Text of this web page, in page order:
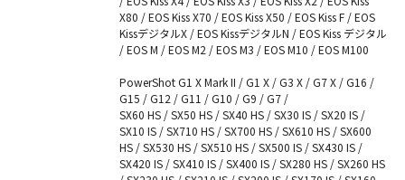
X80 / EOS Kiss X70 / EOS Kiss X50 / EOS Kiss F / EOS
KissデジタルX / EOS KissデジタルN / EOS Kiss デジタル
/ EOS M / EOS M2 / EOS M3 / EOS M10 / EOS M100
PowerShot G1 X Mark II / G1 X / G3 X / G7 X / G16 /
G15 / G12 / G11 / G10 / G9 / G7 /
SX60 HS / SX50 HS / SX40 HS / SX30 IS / SX20 IS /
SX10 IS / SX710 HS / SX700 HS / SX610 HS / SX600
HS / SX530 HS / SX510 HS / SX500 IS / SX430 IS /
SX420 IS / SX410 IS / SX400 IS / SX280 HS / SX260 HS